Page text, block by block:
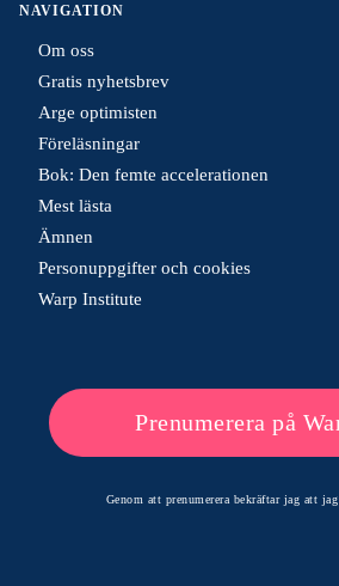
NAVIGATION
Om oss
Gratis nyhetsbrev
Arge optimisten
Föreläsningar
Bok: Den femte accelerationen
Mest lästa
Ämnen
Personuppgifter och cookies
Warp Institute
Prenumerera på
Genom att prenumerera bekräftar jag att